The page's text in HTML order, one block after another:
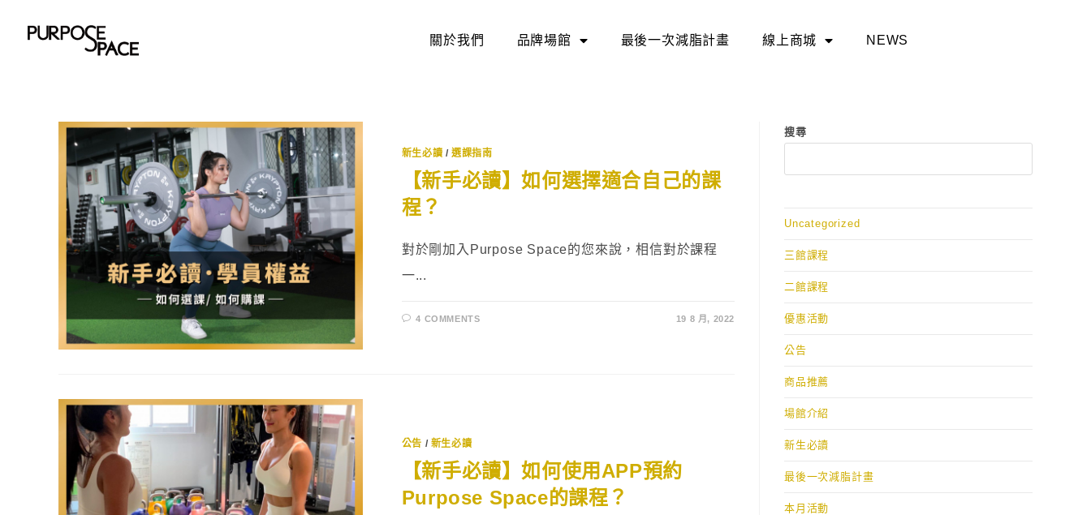
關於我們 品牌場館 最後一次減脂計畫 線上商城 NEWS
新生必讀 /選課指南
【新手必讀】如何選擇適合自己的課
程？
對於剛加入Purpose Space的您來說，相信對於課程
一...
4 COMMENTS 19 8 月, 2022
公告 / 新生必讀
【新手必讀】如何使用APP預約
Purpose Space的課程？
搜尋
Uncategorized
三館課程
二館課程
優惠活動
公告
商品推薦
場館介紹
新生必讀
最後一次減脂計畫
本月活動